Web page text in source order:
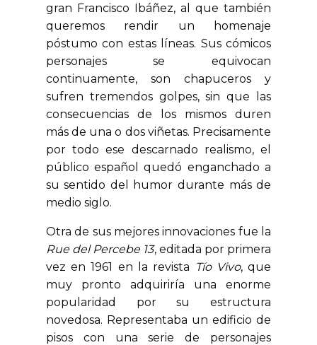
gran Francisco Ibáñez, al que también
queremos rendir un homenaje
póstumo con estas líneas. Sus cómicos
personajes se equivocan
continuamente, son chapuceros y
sufren tremendos golpes, sin que las
consecuencias de los mismos duren
más de una o dos viñetas. Precisamente
por todo ese descarnado realismo, el
público español quedó enganchado a
su sentido del humor durante más de
medio siglo.
Otra de sus mejores innovaciones fue la
Rue del Percebe 13, editada por primera
vez en 1961 en la revista Tío Vivo, que
muy pronto adquiriría una enorme
popularidad por su estructura
novedosa. Representaba un edificio de
pisos con una serie de personajes